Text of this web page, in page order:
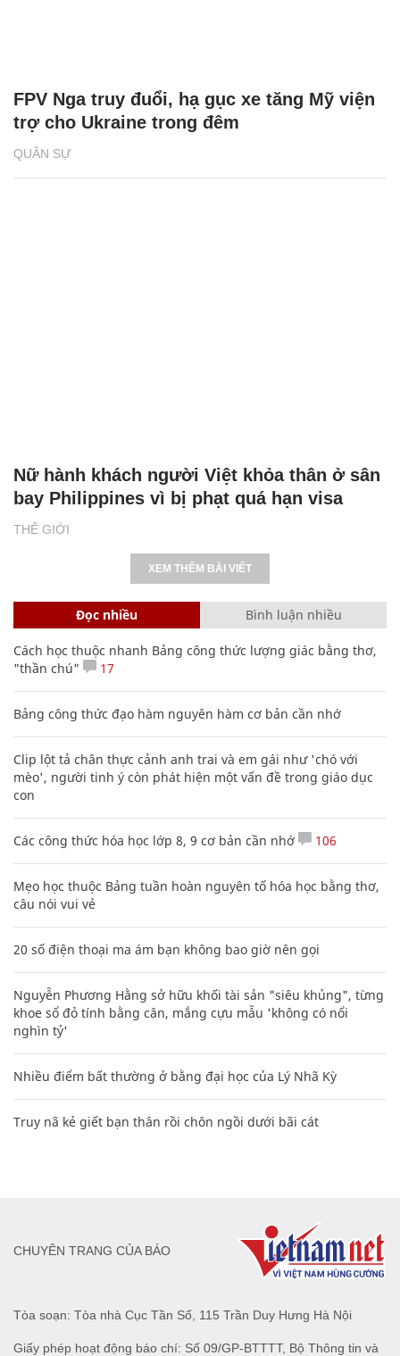
QUÂN SỰ
FPV Nga truy đuổi, hạ gục xe tăng Mỹ viện
trợ cho Ukraine trong đêm
THẾ GIỚI
Nữ hành khách người Việt khỏa thân ở sân
bay Philippines vì bị phạt quá hạn visa
XEM THÊM BÀI VIẾT
Đọc nhiều Bình luận nhiều
Cách học thuộc nhanh Bảng công thức lượng giác bằng thơ,
"thần chú"
17
Bảng công thức đạo hàm nguyên hàm cơ bản cần nhớ
Clip lột tả chân thực cảnh anh trai và em gái như 'chó với
mèo', người tinh ý còn phát hiện một vấn đề trong giáo dục
con
Các công thức hóa học lớp 8, 9 cơ bản cần nhớ 106
Mẹo học thuộc Bảng tuần hoàn nguyên tố hóa học bằng thơ,
câu nói vui vẻ
20 số điện thoại ma ám bạn không bao giờ nên gọi
Nguyễn Phương Hằng sở hữu khối tài sản "siêu khủng", từng
khoe sổ đỏ tính bằng cân, mắng cựu mẫu 'không có nổi
nghìn tỷ'
Nhiều điểm bất thường ở bằng đại học của Lý Nhã Kỳ
Truy nã kẻ giết bạn thân rồi chôn ngồi dưới bãi cát
Tòa soạn: Tòa nhà Cục Tần Số, 115 Trần Duy Hưng Hà Nội
Giấy phép hoạt động báo chí: Số 09/GP-BTTTT, Bộ Thông tin và
CHUYÊN TRANG CỦA BÁO